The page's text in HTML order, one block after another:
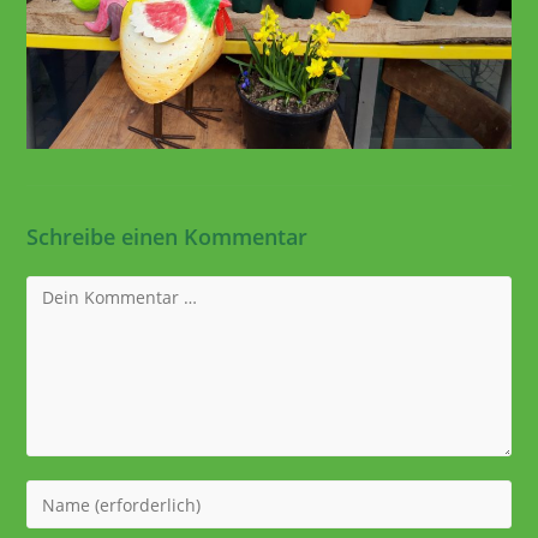
Schreibe einen Kommentar
Kommentar
Gib
deinen